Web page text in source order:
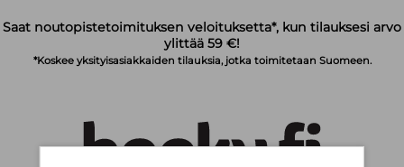
Saat noutopistetoimituksen veloituksetta*, kun tilauksesi arvo
ylittää 59 €!
*Koskee yksityisasiakkaiden tilauksia, jotka toimitetaan Suomeen.